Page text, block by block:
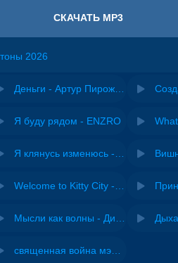
СКАЧАТЬ MP3
2026
Я буду рядом - ENZRO